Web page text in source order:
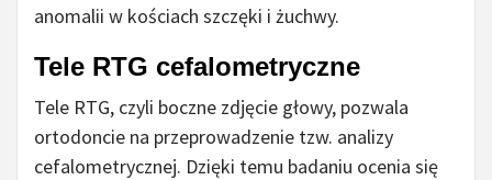
anomalii w kościach szczęki i żuchwy.
Tele RTG cefalometryczne
Tele RTG, czyli boczne zdjęcie głowy, pozwala
ortodoncie na przeprowadzenie tzw. analizy
cefalometrycznej. Dzięki temu badaniu ocenia się